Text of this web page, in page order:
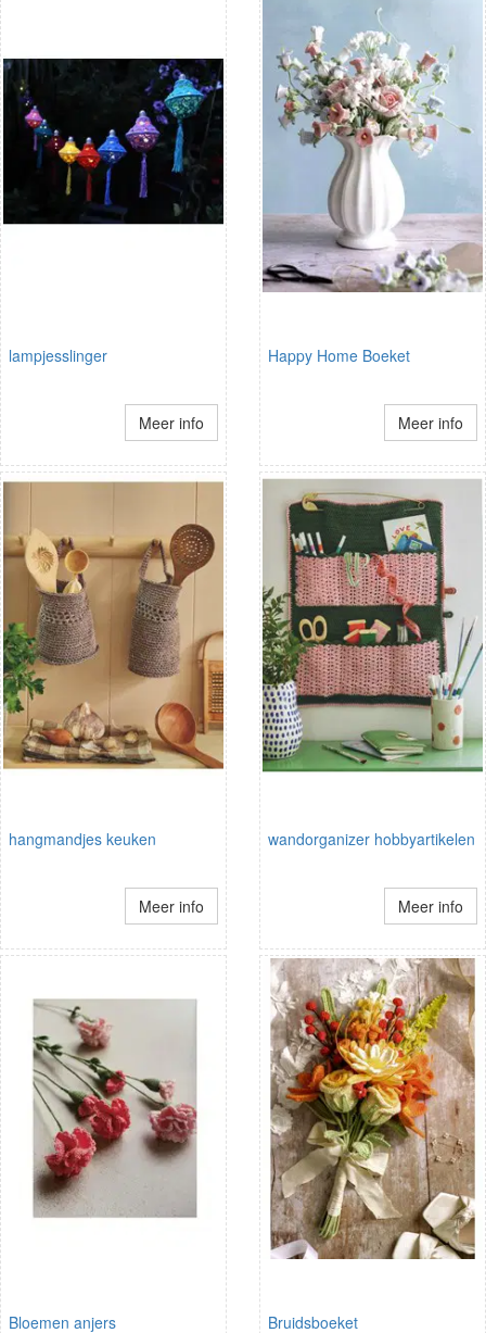
lampjesslinger
Meer info
Happy Home Boeket
Meer info
hangmandjes keuken
Meer info
wandorganizer hobbyartikelen
Meer info
Bloemen anjers Bruidsboeket